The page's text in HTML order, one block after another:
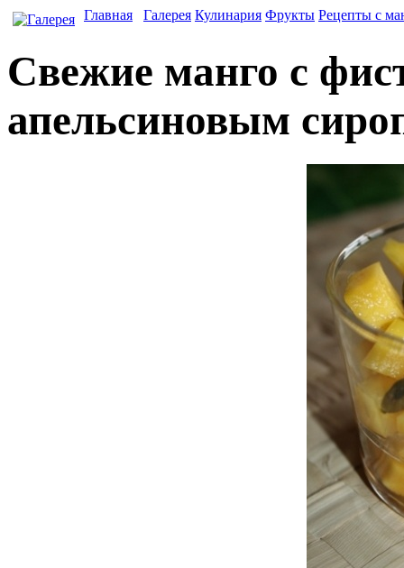
Главная Галерея Кулинария Фрукты Рецепты с
Свежие манго с
апельсиновым